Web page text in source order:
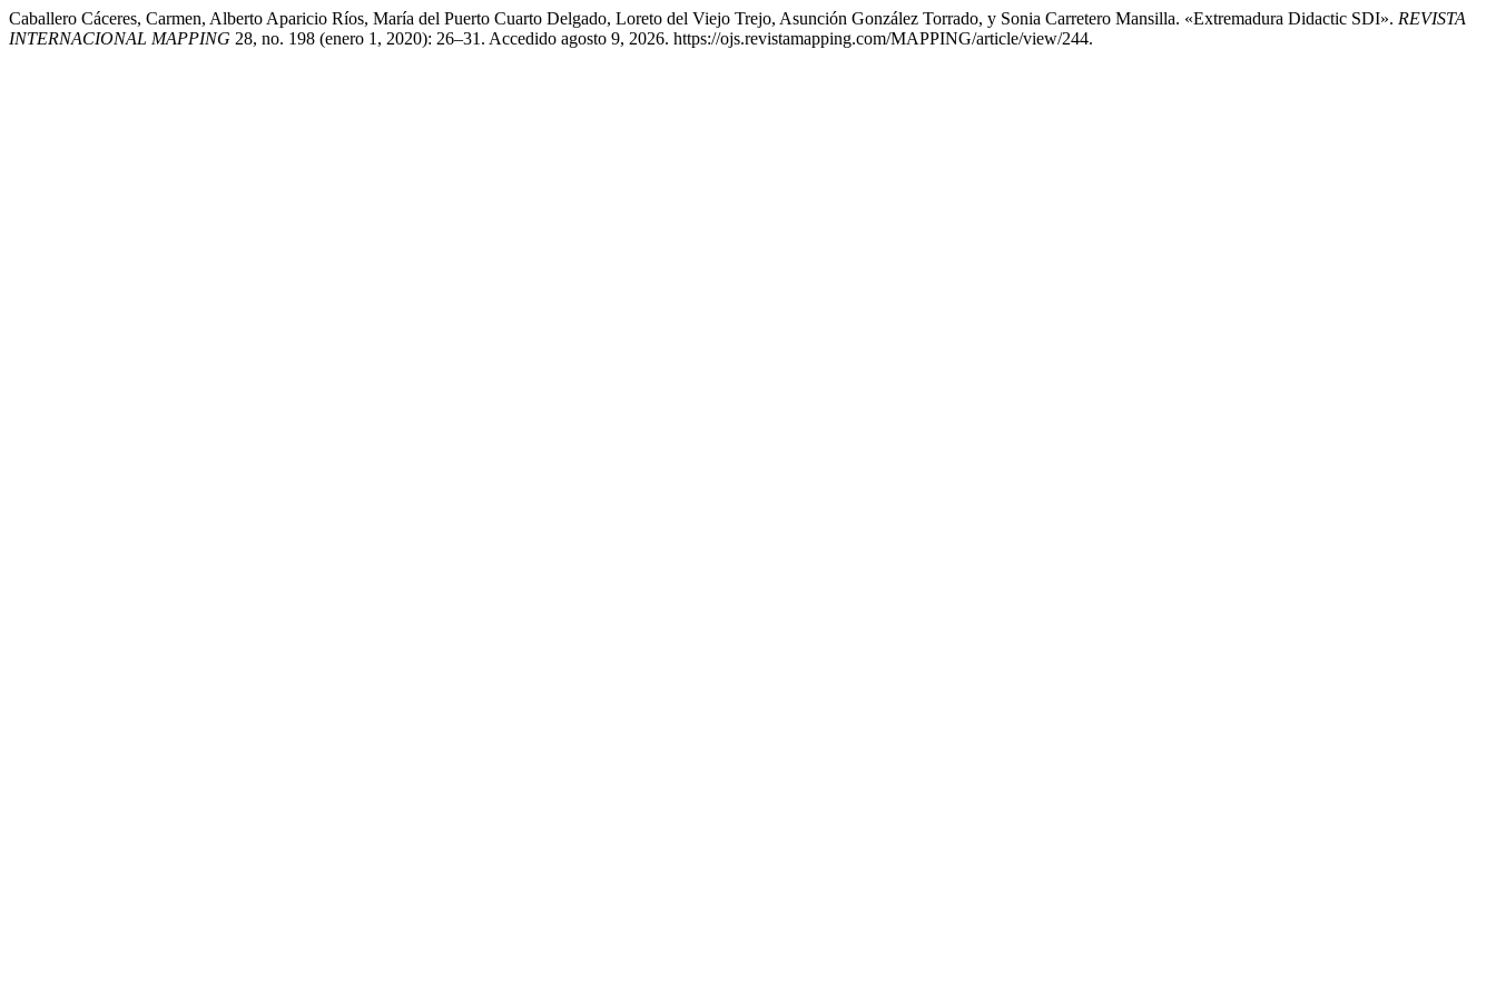
Caballero Cáceres, Carmen, Alberto Aparicio Ríos, María del Puerto Cuarto Delgado, Loreto del Viejo Trejo, Asunción González Torrado, y Sonia Carretero Mansilla. «Extremadura Didactic SDI». REVISTA
INTERNACIONAL MAPPING 28, no. 198 (enero 1, 2020): 26–31. Accedido agosto 9, 2026. https://ojs.revistamapping.com/MAPPING/article/view/244.